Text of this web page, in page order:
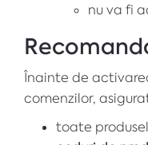
nu va fi
Înainte de
comenzilor,
toate